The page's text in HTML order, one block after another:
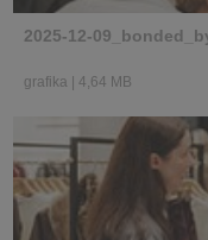
2025-12-
grafika 4,64 MB